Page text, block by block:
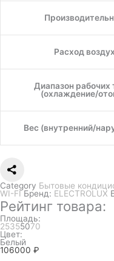
Расход
Диапазон рабочих
(охлаждение/
Вес (внутренний/
Category Бытовые
WI-FI Бренд: ELECTROLUX
Рейтинг товара:
Площадь:
25355070
Цвет:
Белый
106000 ₽